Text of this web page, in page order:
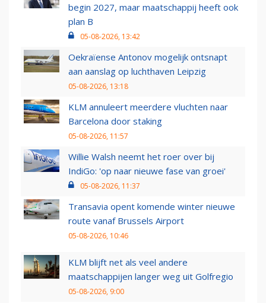
begin 2027, maar maatschappij heeft ook
plan B
05-08-2026, 13:42
Oekraïense Antonov mogelijk ontsnapt
aan aanslag op luchthaven Leipzig
05-08-2026, 13:18
KLM annuleert meerdere vluchten naar
Barcelona door staking
05-08-2026, 11:57
Willie Walsh neemt het roer over bij
IndiGo: 'op naar nieuwe fase van groei'
05-08-2026, 11:37
Transavia opent komende winter nieuwe
route vanaf Brussels Airport
05-08-2026, 10:46
KLM blijft net als veel andere
maatschappijen langer weg uit Golfregio
05-08-2026, 9:00